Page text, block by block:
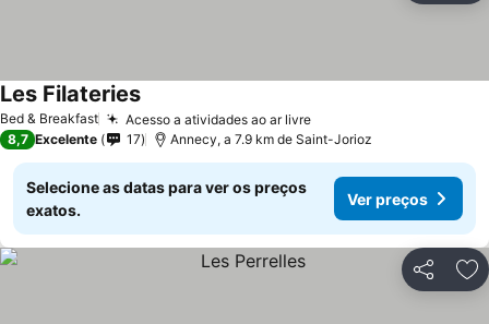
Bed & Breakfast Acesso a atividades ao ar livre
Les Filateries
8,7 Excelente 17 Annecy, a 7.9 km de Saint-Jorioz
Selecione as datas para ver os preços
exatos.
Ver preços
Partilhar